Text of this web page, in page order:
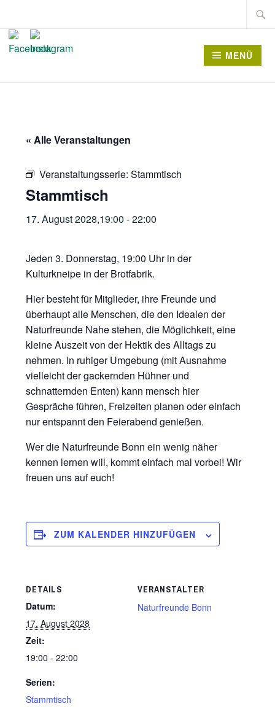
Inhalt
springen
Suche
MENÜ
« Alle Veranstaltungen
Veranstaltungsserie:Stammtisch
Stammtisch
17. August 2028,19:00 -22:00
Jeden 3. Donnerstag, 19:00 Uhr in der
Kulturkneipe in der Brotfabrik.
Hier besteht für Mitglieder, ihre Freunde und
überhaupt alle Menschen, die den Idealen der
Naturfreunde Nahe stehen, die Möglichkeit, eine
kleine Auszeit von der Hektik des Alltags zu
nehmen. In ruhiger Umgebung (mit Ausnahme
vielleicht der gackernden Hühner und
schnatternden Enten) kann mensch hier
Gespräche führen, Freizeiten planen oder einfach
nur entspannt den Feierabend genießen.
Wer die Naturfreunde Bonn ein wenig näher
kennen lernen will, kommt einfach mal vorbei! Wir
freuen uns auf euch!
ZUM KALENDER HINZUFÜGEN
DETAILS
Datum:
17. August 2028
Zeit:
19:00 - 22:00
Serien:
Stammtisch
VERANSTALTER
Naturfreunde Bonn